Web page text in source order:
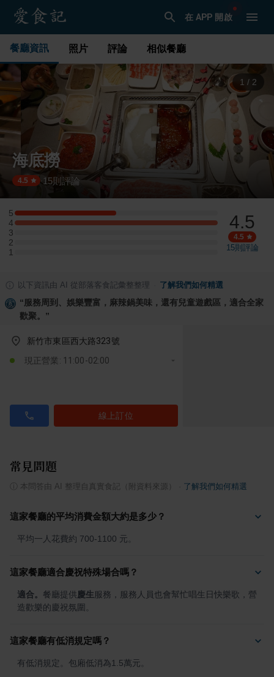
在 APP 開啟
餐廳資訊 照片 評論 相似餐廳
1 / 2
海底撈
4.5 · 15則評論
5
5 星：1 則評論
4
4 星：2 則評論
3
3 星：0 則評論
2
2 星：0 則評論
1
1 星：0 則評論
4.5
4.5
15則評論
以下資訊由 AI 從部落客食記彙整整理 了解我們如何精選
“ 服務周到、娛樂豐富，麻辣鍋美味，還有兒童遊戲區，適合全家
歡聚。 ”
新竹市東區西大路323號
現正營業: 11:00-02:00
線上訂位
常見問題
本問答由 AI 整理自真實食記（附資料來源） 了解我們如何精選
這家餐廳的平均消費金額大約是多少？
平均一人花費約 700-1100 元。
這家餐廳適合慶祝特殊場合嗎？
適合。 餐廳提供 慶生服務，服務人員也會幫忙唱生日快樂歌，營
造歡樂的慶祝氛圍。
這家餐廳有低消規定嗎？
有低消規定。包廂低消為1.5萬元。